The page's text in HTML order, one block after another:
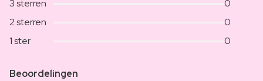
3 sterren
0
2 sterren
0
1 ster
0
Beoordelingen